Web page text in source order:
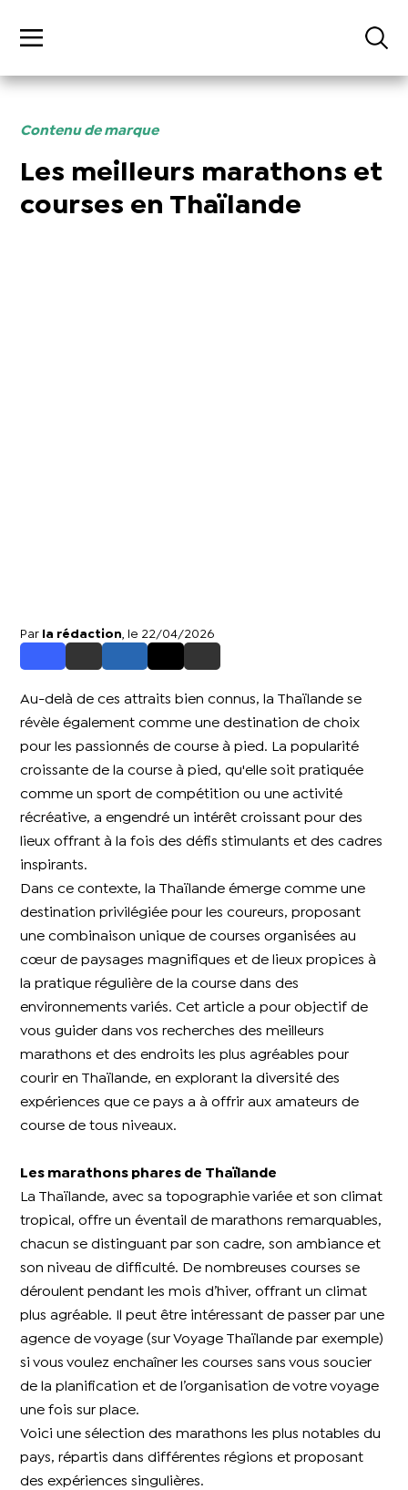
Contenu de marque
Les meilleurs marathons et
courses en Thaïlande
Par la rédaction , le 22/04/2026
Au-delà de ces attraits bien connus, la Thaïlande se
révèle également comme une destination de choix
pour les passionnés de course à pied. La popularité
croissante de la course à pied, qu'elle soit pratiquée
comme un sport de compétition ou une activité
récréative, a engendré un intérêt croissant pour des
lieux offrant à la fois des défis stimulants et des cadres
inspirants.
Dans ce contexte, la Thaïlande émerge comme une
destination privilégiée pour les coureurs, proposant
une combinaison unique de courses organisées au
cœur de paysages magnifiques et de lieux propices à
la pratique régulière de la course dans des
environnements variés. Cet article a pour objectif de
vous guider dans vos recherches des meilleurs
marathons et des endroits les plus agréables pour
courir en Thaïlande, en explorant la diversité des
expériences que ce pays a à offrir aux amateurs de
course de tous niveaux.
Les marathons phares de Thaïlande
La Thaïlande, avec sa topographie variée et son climat
tropical, offre un éventail de marathons remarquables,
chacun se distinguant par son cadre, son ambiance et
son niveau de difficulté. De nombreuses courses se
déroulent pendant les mois d’hiver, offrant un climat
plus agréable. Il peut être intéressant de passer par une
agence de voyage (sur Voyage Thaïlande par exemple)
si vous voulez enchaîner les courses sans vous soucier
de la planification et de l’organisation de votre voyage
une fois sur place.
Voici une sélection des marathons les plus notables du
pays, répartis dans différentes régions et proposant
des expériences singulières.